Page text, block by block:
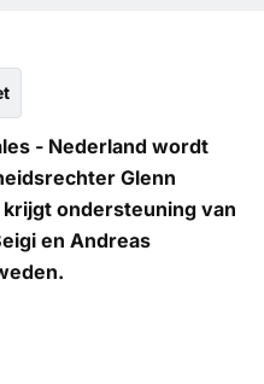
- Nederland wordt
Glenn
krijgt ondersteuning van
en Andreas